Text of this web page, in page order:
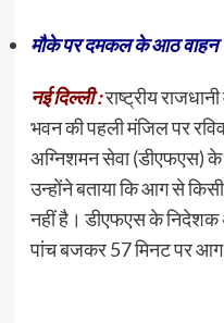
मौके पर दमकल के आठ वाहन
नई दिल्ली :राष्ट्रीय
भवन की पहली मंजिल पर
अग्निशमन सेवा (डीएफएस) के
उन्होंने बताया कि आग से
नहीं है। डीएफएस के निदेशक
पांच बजकर 57 मिनट पर आग